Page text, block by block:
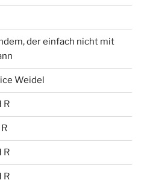
der einfach nicht mit
Weidel
R
R
R